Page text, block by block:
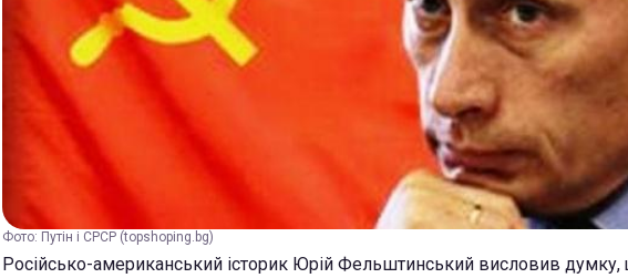
Фото: Путін і СРСР (topshoping.bg)
Російсько-американський історик Юрій Фельштинський висловив